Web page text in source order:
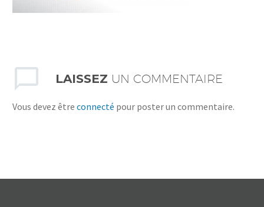
LAISSEZ UN COMMENTAIRE
Vous devez être connecté pour poster un commentaire.